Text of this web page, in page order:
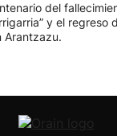
del
y el regreso
Arantzazu.